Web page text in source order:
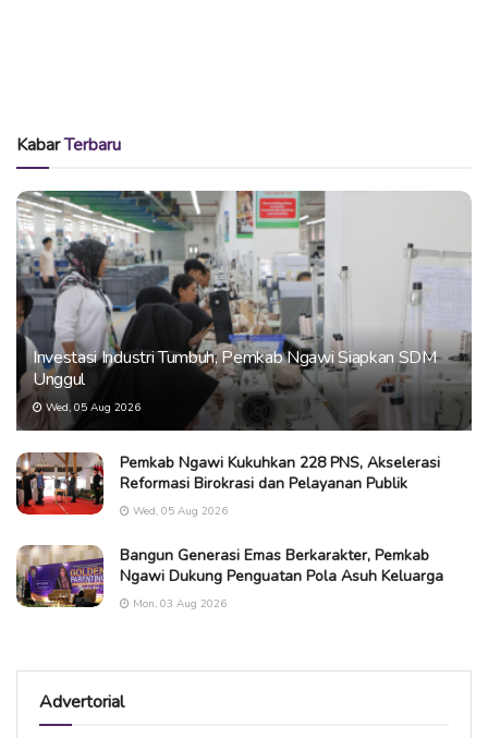
KabarTerbaru
Investasi Industri Tumbuh, Pemkab Ngawi Siapkan SDM
Unggul
Wed, 05 Aug 2026
Pemkab Ngawi Kukuhkan 228 PNS, Akselerasi
Reformasi Birokrasi dan Pelayanan Publik
Wed, 05 Aug 2026
Bangun Generasi Emas Berkarakter, Pemkab
Ngawi Dukung Penguatan Pola Asuh Keluarga
Mon, 03 Aug 2026
Advertorial